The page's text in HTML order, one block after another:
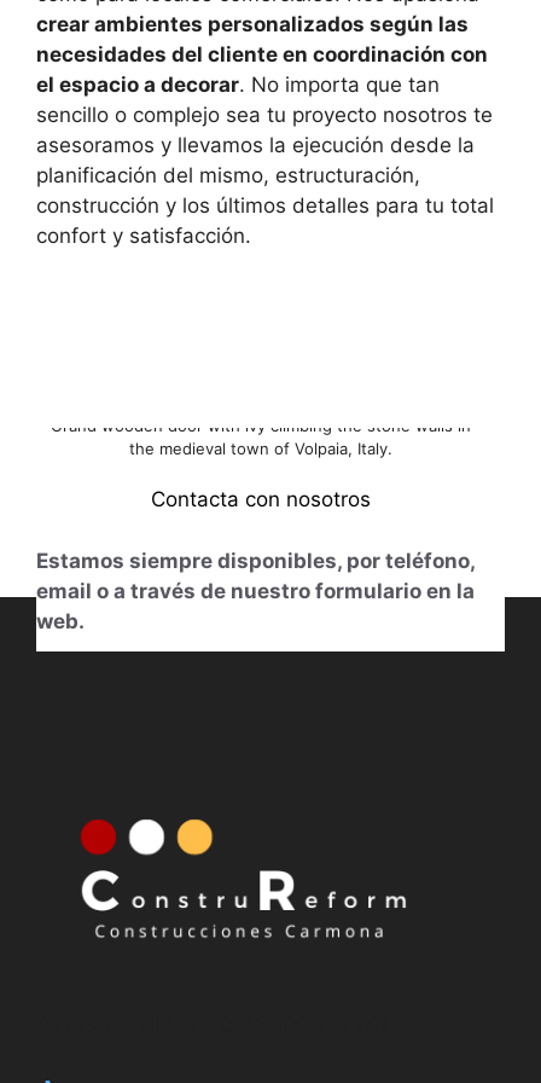
crear ambientes personalizados según las
necesidades del cliente en coordinación con
el espacio a decorar. No importa que tan
sencillo o complejo sea tu proyecto nosotros te
asesoramos y llevamos la ejecución desde la
planificación del mismo, estructuración,
construcción y los últimos detalles para tu total
confort y satisfacción.
Grand wooden door with ivy climbing the stone walls in
the medieval town of Volpaia, Italy.
Contacta con nosotros
Estamos siempre disponibles, por teléfono,
email o a través de nuestro formulario en la
web.
De Lunes a Viernes de 11.00 h. a 14.00 h.
y de 18:00 h. a 20:00 h.